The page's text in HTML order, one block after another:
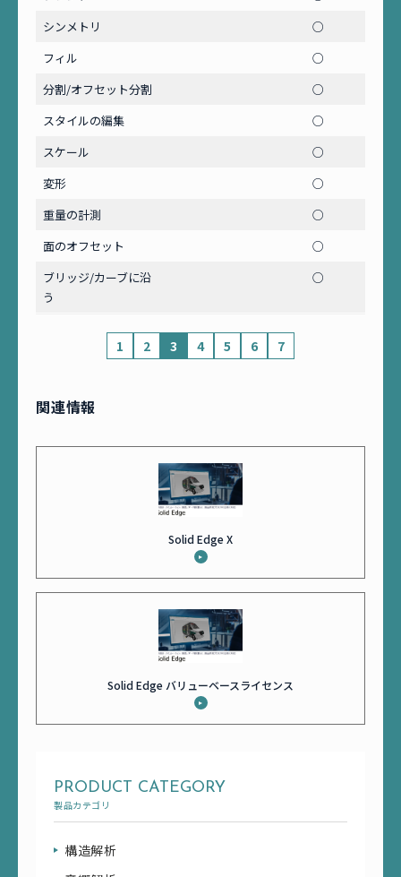
シンメトリ
○
フィル
○
分割/オフセット分割
○
スタイルの編集
○
スケール
○
変形
○
重量の計測
○
面のオフセット
○
ブリッジ/カーブに沿
う
○
1 2 3 4 5 6 7
関連情報
Solid Edge X
Solid Edge バリューベースライセンス
PRODUCT CATEGORY
製品カテゴリ
構造解析